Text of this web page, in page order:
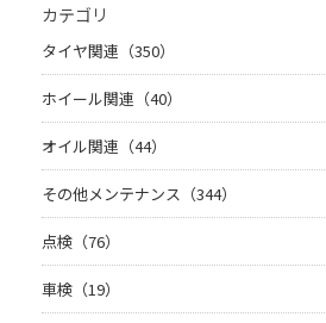
カテゴリ
タイヤ関連（350）
ホイール関連（40）
オイル関連（44）
その他メンテナンス（344）
点検（76）
車検（19）